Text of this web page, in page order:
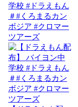
学校 #ドラえもん
＃#くろまるカン
ボジア #クロマー
ツアーズ